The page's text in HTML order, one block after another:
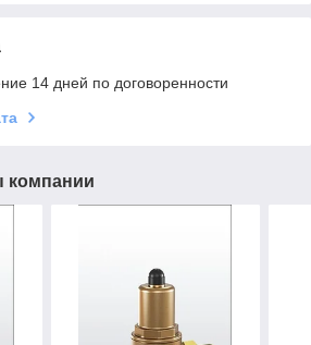
14 дней по договоренности
компании